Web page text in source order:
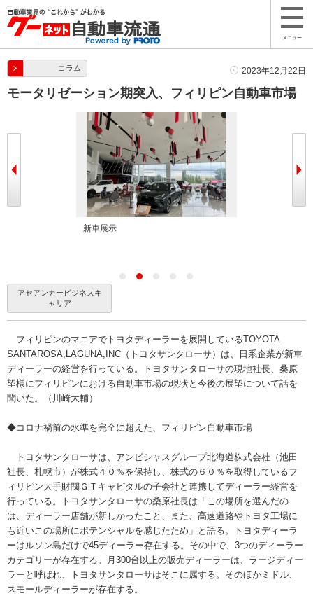
メニュー
コラム 2023年12月22日
モータリゼーション期突入、フィリピン自動車市場
新車展示
アセアンカービジネスキ
ャリア
フィリピンのマニアでトヨタディーラーを展開しているTOYOTA
SANTAROSA,LAGUNA,INC（トヨタサンタローサ）は、日系企業が新車
ディーラーの経営を行っている。トヨタサンタローサの現地社長、桑原
望様にフィリピンにおける自動車市場の現状と今後の展望について話を
聞いた。（川崎大輔）
◆コロナ禍前の水準を完全に超えた、フィリピン自動車市場
トヨタサンタローサは、アンビシャスグループ北海道株式会社（池田
社長、札幌市）が株式４０％を保持し、株式の６０％を取得しているフ
ィリピン大手財閥ＧＴキャピタルの子会社と連携してディーラー経営を
行っている。トヨタサンタローサの桑原社長は「この場所を選んだの
は、ディーラー店舗が新しかったこと、また、高速道路やトヨタ工場に
も近いこの場所にポテンシャルを感じたため」と語る。トヨタディーラ
ーはルソン島だけで45ディーラー存在する。その中で、3つのディーラー
カテゴリーが存在する。月300台以上の販売ディーラーは、ラージディー
ラーと呼ばれ、トヨタサンタローサはそこに属する。そのほかミドル、
スモールディーラーが存在する。